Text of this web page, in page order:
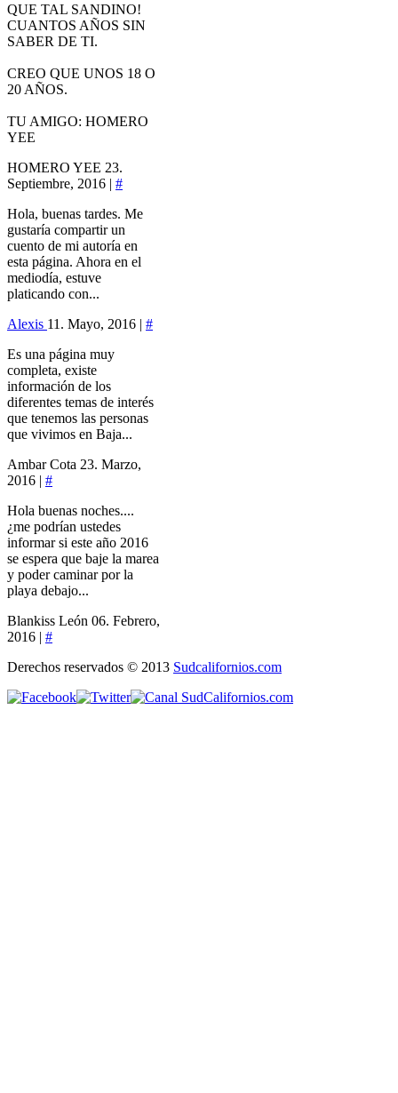
QUE TAL SANDINO!
CUANTOS AÑOS SIN
SABER DE TI.
CREO QUE UNOS 18 O
20 AÑOS.
TU AMIGO: HOMERO
YEE
HOMERO YEE 23.
Septiembre, 2016 | #
Hola, buenas tardes. Me
gustaría compartir un
cuento de mi autoría en
esta página. Ahora en el
mediodía, estuve
platicando con...
Alexis 11. Mayo, 2016 | #
Es una página muy
completa, existe
información de los
diferentes temas de interés
que tenemos las personas
que vivimos en Baja...
Ambar Cota 23. Marzo,
2016 | #
Hola buenas noches....
¿me podrían ustedes
informar si este año 2016
se espera que baje la marea
y poder caminar por la
playa debajo...
Blankiss León 06. Febrero,
2016 | #
Derechos reservados © 2013 Sudcalifornios.com